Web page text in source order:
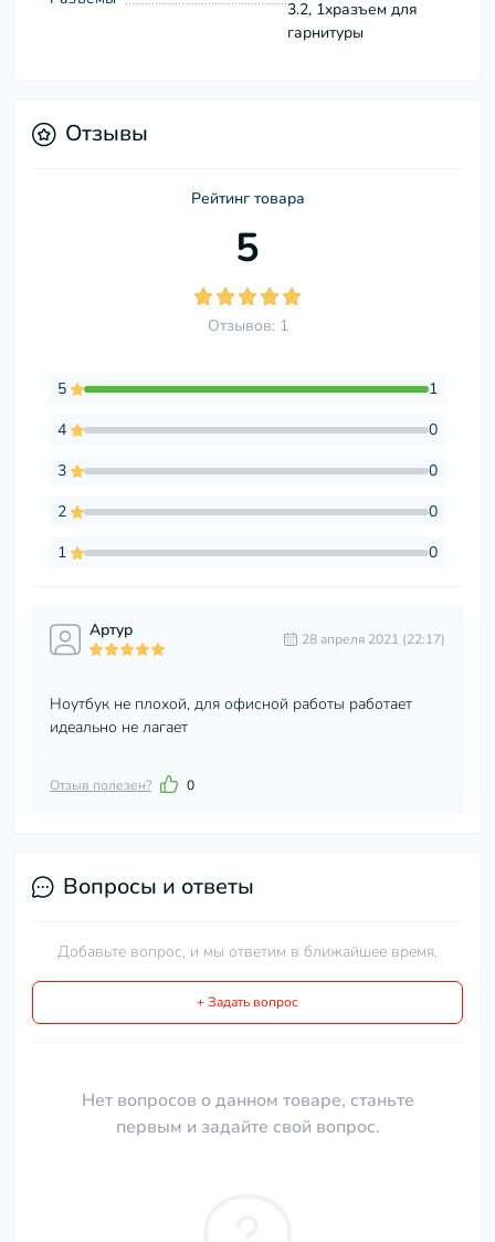
3.2, 1xразъем для
гарнитуры
Отзывы
Рейтинг товара
5
Отзывов: 1
5
1
4
0
3
0
2
0
1
0
Артур 28 апреля 2021 (22:17)
Ноутбук не плохой, для офисной работы работает
идеально не лагает
Отзыв полезен? 0
Вопросы и ответы
Добавьте вопрос, и мы ответим в ближайшее время.
+ Задать вопрос
Нет вопросов о данном товаре, станьте
первым и задайте свой вопрос.